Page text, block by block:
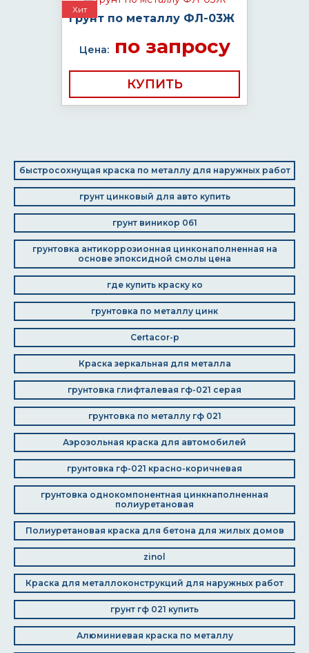
Хит
Грунт по металлу ФЛ-03Ж
Цена:по запросу
КУПИТЬ
быстросохнущая краска по металлу для наружных работ
грунт цинковый для авто купить
грунт виникор 061
грунтовка антикоррозионная цинконаполненная на
основе эпоксидной смолы цена
где купить краску ко
грунтовка по металлу цинк
Certacor-p
Краска зеркальная для металла
грунтовка глифталевая гф-021 серая
грунтовка по металлу гф 021
Аэрозольная краска для автомобилей
грунтовка гф-021 красно-коричневая
грунтовка однокомпонентная цинкнаполненная
полиуретановая
Полиуретановая краска для бетона для жилых домов
zinol
Краска для металлоконструкций для наружных работ
грунт гф 021 купить
Алюминиевая краска по металлу